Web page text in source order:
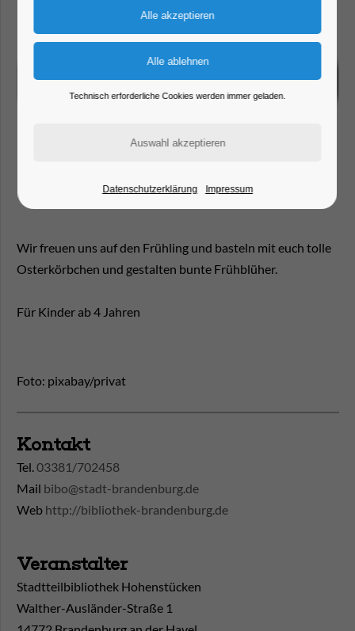
Wir freuen uns auf den Frühling und basteln mit euch tolle
Osterkörbchen und gestalten bunte Frühblüher.
Für Kinder ab 4 Jahren
Foto: pixabay/privat
Kontakt
Tel. 03381/702458
Mail bibo@stadt-brandenburg.de
Web http://bibliothek-brandenburg.de
Veranstalter
Stadtteilbibliothek Hohenstücken
Walther-Ausländer-Straße 1
Technisch erforderliche Cookies werden immer geladen.
Datenschutzerklärung Impressum